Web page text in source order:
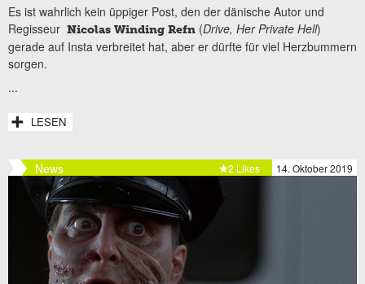
Es ist wahrlich kein üppiger Post, den der dänische Autor und
Regisseur Nicolas Winding Refn (Drive, Her Private Hell)
gerade auf Insta verbreitet hat, aber er dürfte für viel Herzbummern
sorgen.
...
LESEN
News 14. Oktober 2019
2 Likes